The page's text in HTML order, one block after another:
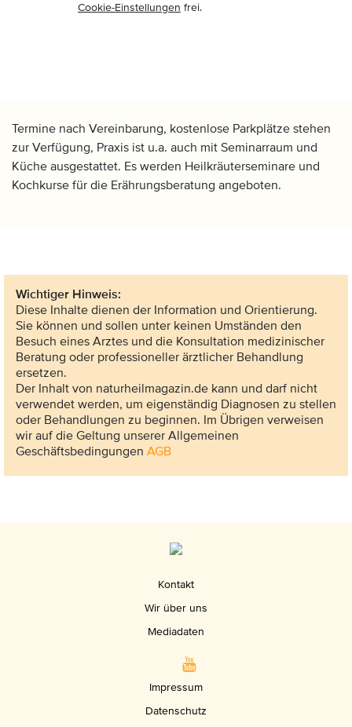
Cookie-Einstellungen frei.
Termine nach Vereinbarung, kostenlose Parkplätze stehen
zur Verfügung, Praxis ist u.a. auch mit Seminarraum und
Küche ausgestattet. Es werden Heilkräuterseminare und
Kochkurse für die Erährungsberatung angeboten.
Wichtiger Hinweis:
Diese Inhalte dienen der Information und Orientierung.
Sie können und sollen unter keinen Umständen den
Besuch eines Arztes und die Konsultation medizinischer
Beratung oder professioneller ärztlicher Behandlung
ersetzen.
Der Inhalt von naturheilmagazin.de kann und darf nicht
verwendet werden, um eigenständig Diagnosen zu stellen
oder Behandlungen zu beginnen. Im Übrigen verweisen
wir auf die Geltung unserer Allgemeinen
Geschäftsbedingungen AGB
Kontakt
Wir über uns
Mediadaten
Impressum
Datenschutz